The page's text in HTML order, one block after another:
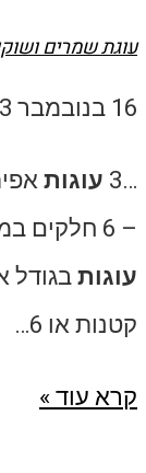
עוגת שמרים
16 בנובמבר 2023
…3 עוגות
– 6 חלקים במשקל של כ – 320 גרם ולקבל
עוגות בגודל
קטנות או 6…
קרא עוד »